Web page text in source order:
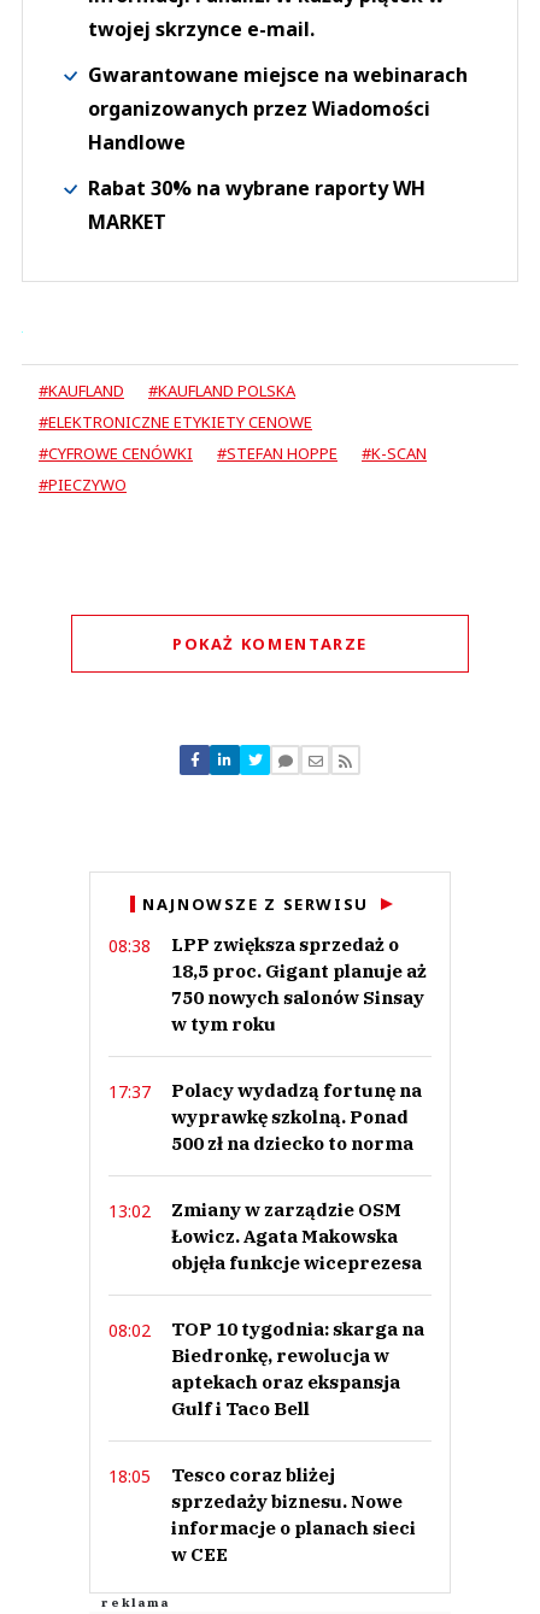
twojej skrzynce e-mail.
Gwarantowane miejsce na webinarach
organizowanych przez Wiadomości
Handlowe
Rabat 30% na wybrane raporty WH
MARKET
#KAUFLAND
#KAUFLAND POLSKA
#ELEKTRONICZNE ETYKIETY CENOWE
#CYFROWE CENÓWKI
#STEFAN HOPPE
#K-SCAN
#PIECZYWO
POKAŻ KOMENTARZE
Nie znaleziono komentarzy
Zostaw swoje komentarze
NAJNOWSZE Z SERWISU
08:38
LPP zwiększa sprzedaż o
18,5 proc. Gigant planuje aż
750 nowych salonów Sinsay
w tym roku
17:37
Polacy wydadzą fortunę na
wyprawkę szkolną. Ponad
500 zł na dziecko to norma
13:02
Zmiany w zarządzie OSM
Łowicz. Agata Makowska
objęła funkcje wiceprezesa
08:02
TOP 10 tygodnia: skarga na
Biedronkę, rewolucja w
aptekach oraz ekspansja
Gulf i Taco Bell
18:05
Tesco coraz bliżej
sprzedaży biznesu. Nowe
informacje o planach sieci
w CEE